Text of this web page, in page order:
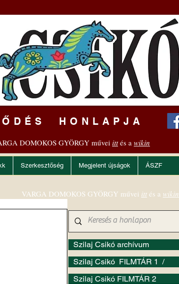
HONLAPJA
DOMOKOS GYÖRGY műveiittés a wikin
Szerkesztőség Megjelent újságok ÁSZF
Szilaj Csikó archívum
Szilaj Csikó FILMTÁR 1 /
Szilaj Csikó FILMTÁR 2
VARGA DOMOKOS GYÖRGY művei itt és a wikin